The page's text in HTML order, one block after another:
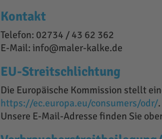
Kontakt
Telefon: 02734 / 43 62 362
E-Mail: info@maler-kalke.de
EU-Streitschlichtung
Die Europäische Kommission stellt
https://ec.europa.eu/consumers/odr/.
Unsere E-Mail-Adresse finden Sie